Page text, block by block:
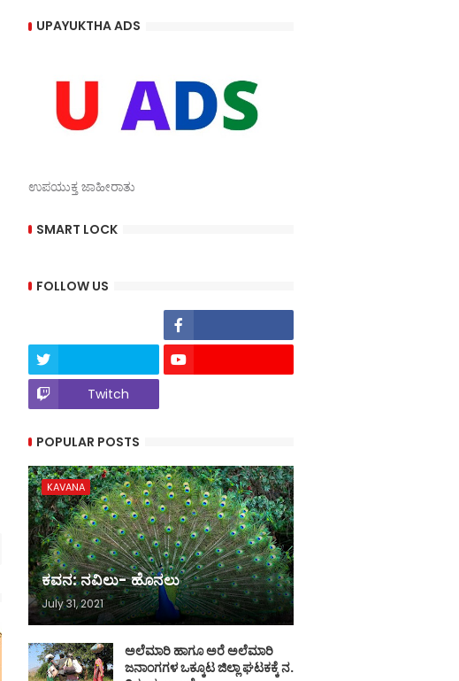
UPAYUKTHA ADS
ಉಪಯುಕ್ತ ಜಾಹೀರಾತು
SMART LOCK
FOLLOW US
Twitch
POPULAR POSTS
KAVANA
ಕವನ: ನವಿಲು- ಹೊನಲು
July 31, 2021
ಅಲೆಮಾರಿ ಹಾಗೂ ಅರೆ ಅಲೆಮಾರಿ
ಜನಾಂಗಗಳ ಒಕ್ಕೂಟ ಜಿಲ್ಲಾ ಘಟಕಕ್ಕೆ ನ.